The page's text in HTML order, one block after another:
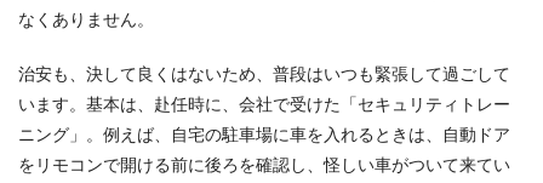
なくありません。
治安も、決して良くはないため、普段はいつも緊張して過ごして
います。基本は、赴任時に、会社で受けた「セキュリティトレー
ニング」。例えば、自宅の駐車場に車を入れるときは、自動ドア
をリモコンで開ける前に後ろを確認し、怪しい車がついて来てい